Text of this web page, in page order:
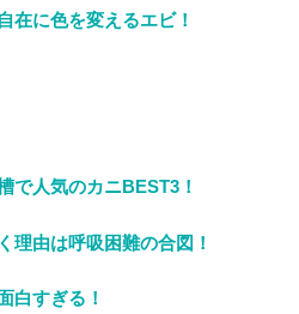
在に色を変えるエビ！
で人気のカニBEST3！
理由は呼吸困難の合図！
白すぎる！